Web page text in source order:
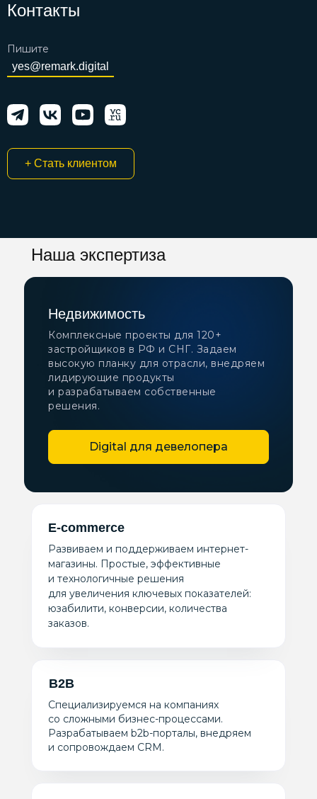
Пишите
yes@remark.digital
+ Стать клиентом
Контакты
Наша экспертиза
Недвижимость
Комплексные проекты для 120+
застройщиков в РФ и СНГ. Задаем
высокую планку для отрасли, внедряем
лидирующие продукты
и разрабатываем собственные
решения.
Digital для девелопера
Специализируемся на компаниях
со сложными бизнес-процессами.
Разрабатываем b2b-порталы, внедряем
и сопровождаем CRM.
B2B
Развиваем и поддерживаем интернет-
магазины. Простые, эффективные
и технологичные решения
для увеличения ключевых показателей:
юзабилити, конверсии, количества
заказов.
E-commerce